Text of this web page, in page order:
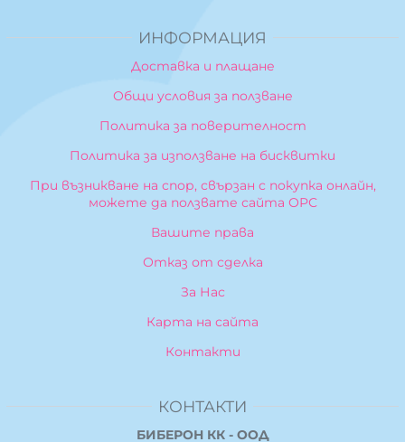
ИНФОРМАЦИЯ
Доставка и плащане
Общи условия за ползване
Политика за поверителност
Политика за използване на бисквитки
При възникване на спор, свързан с покупка онлайн,
можете да ползвате сайта ОРС
Вашите права
Отказ от сделка
За Нас
Карта на сайта
Контакти
КОНТАКТИ
БИБЕРОН КК - ООД